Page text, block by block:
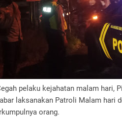
pelaku kejahatan malam hari,
laksanakan Patroli Malam hari
orang.